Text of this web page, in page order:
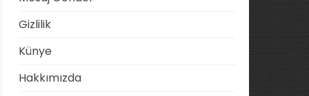
Gizlilik
Künye
Hakkımızda